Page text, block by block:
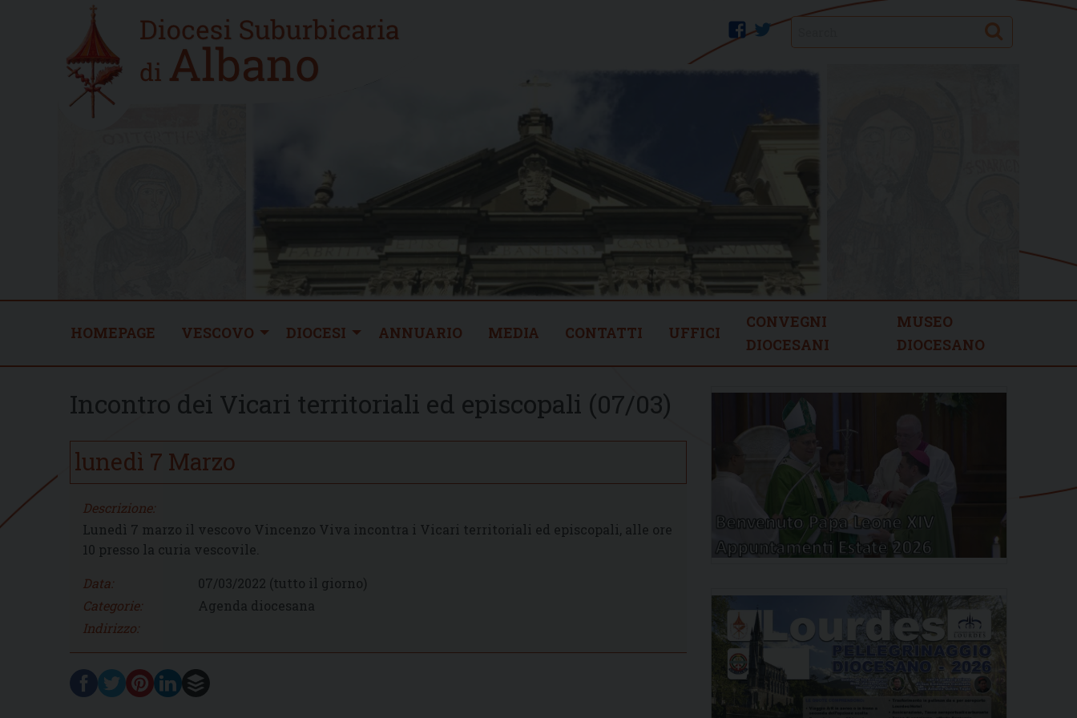
Home
new
twitter
facebook Search
HOMEPAGE VESCOVO DIOCESI ANNUARIO MEDIA CONTATTI UFFICI
CONVEGNI
DIOCESANI
MUSEO
DIOCESANO
Incontro dei Vicari territoriali ed episcopali (07/03)
lunedì 7 Marzo
Descrizione:
Lunedì 7 marzo il vescovo Vincenzo Viva incontra i Vicari territoriali ed episcopali, alle ore
10 presso la curia vescovile.
Data:
07/03/2022 (tutto il giorno)
Categorie:
Agenda diocesana
Indirizzo: